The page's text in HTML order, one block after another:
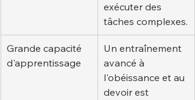
exécuter des
tâches complexes.
Grande capacité
d'apprentissage
Un entraînement
avancé à
l'obéissance et au
devoir est